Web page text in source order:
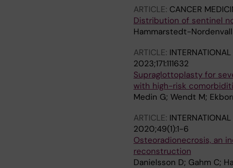
ARTICLE: CANCER
Distribution of sentinel
Hammarstedt-Nordenvall
ARTICLE:
2023;171:111632
Supraglottoplasty for
with high-risk
Medin G; Wendt M;
ARTICLE:
2020;49(1):1-6
Osteoradionecrosis, an
reconstruction
Danielsson D; Gahm C;